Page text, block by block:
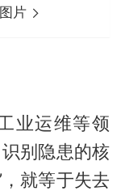
片
业运维等领
别隐患的核
就等于失去